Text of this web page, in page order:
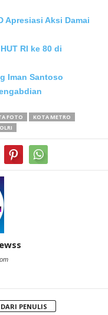
Apresiasi Aksi Damai
RI ke 80 di
Iman Santoso
FOTO
KOTA METRO
PENULIS